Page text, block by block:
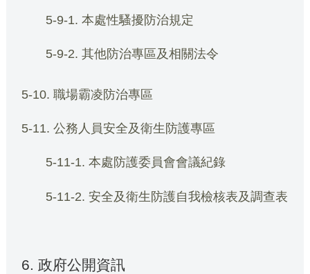
5-9-1. 本處性騷擾防治規定
5-9-2. 其他防治專區及相關法令
5-10. 職場霸凌防治專區
5-11. 公務人員安全及衛生防護專區
5-11-1. 本處防護委員會會議紀錄
5-11-2. 安全及衛生防護自我檢核表及調查表
6. 政府公開資訊